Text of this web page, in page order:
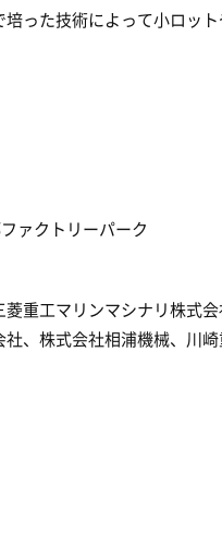
った技術によって小ロッ
ァクトリーパーク
重工マリンマシナリ株式
、株式会社相浦機械、川